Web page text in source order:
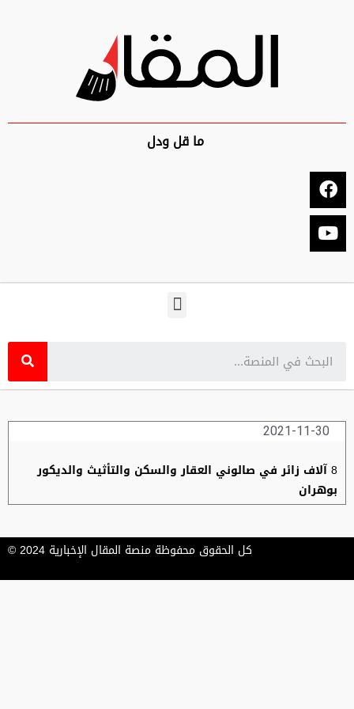
ما قل ودل
2021-11-30
8 آلاف زائر في صالوني العقار والسكن والتأثيث والديكور
بوهران
كل الحقوق محفوظة منصة المقال الإخبارية 2024 ©